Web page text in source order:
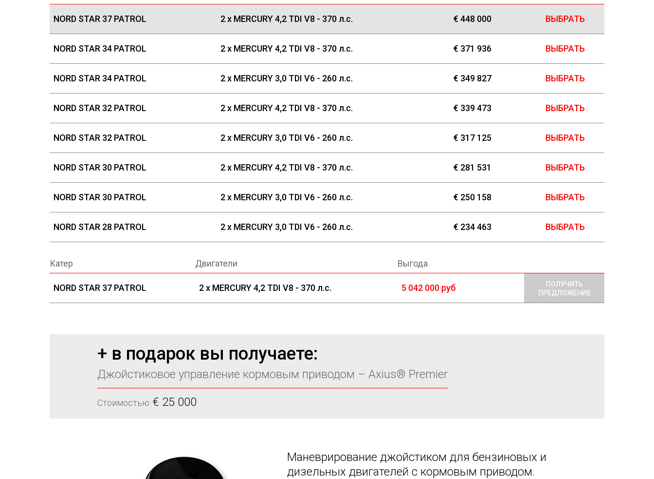
NORD STAR 37 PATROL 2 x MERCURY 4,2 TDI V8 - 370 л.с. € 448 000 ВЫБРАТЬ
NORD STAR 34 PATROL 2 x MERCURY 4,2 TDI V8 - 370 л.с. € 371 936 ВЫБРАТЬ
NORD STAR 34 PATROL 2 x MERCURY 3,0 TDI V6 - 260 л.с. € 349 827 ВЫБРАТЬ
NORD STAR 32 PATROL 2 x MERCURY 4,2 TDI V8 - 370 л.с. € 339 473 ВЫБРАТЬ
NORD STAR 32 PATROL 2 x MERCURY 3,0 TDI V6 - 260 л.с. € 317 125 ВЫБРАТЬ
NORD STAR 30 PATROL 2 x MERCURY 4,2 TDI V8 - 370 л.с. € 281 531 ВЫБРАТЬ
NORD STAR 30 PATROL 2 x MERCURY 3,0 TDI V6 - 260 л.с. € 250 158 ВЫБРАТЬ
NORD STAR 28 PATROL 2 x MERCURY 3,0 TDI V6 - 260 л.с. € 234 463 ВЫБРАТЬ
Катер Двигатели Выгода
NORD STAR 37 PATROL 2 x MERCURY 4,2 TDI V8 - 370 л.с. 5 042 000 руб
ПОЛУЧИТЬ
ПРЕДЛОЖЕНИЕ
+ в подарок вы получаете:
Джойстиковое управление кормовым приводом – Axius® Premier
Стоимостью: € 25 000
Маневрирование джойстиком для бензиновых и
дизельных двигателей с кормовым приводом.